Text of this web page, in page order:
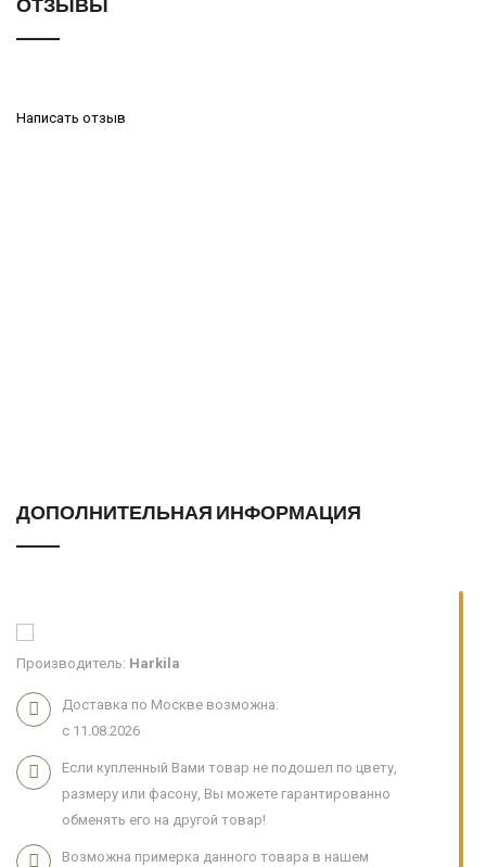
Написать отзыв
ДОПОЛНИТЕЛЬНАЯ ИНФОРМАЦИЯ
Производитель: Harkila
Доставка по Москве возможна:
с 11.08.2026
Если купленный Вами товар не подошел по цвету,
размеру или фасону, Вы можете гарантированно
обменять его на другой товар!
Возможна примерка данного товара в нашем